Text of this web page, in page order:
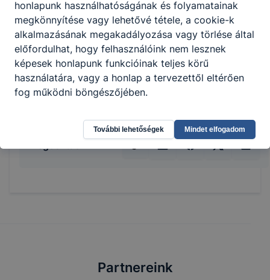
javít és beállít;
hibákat és zavarokat keres, mérési
eredményeket értékel;
munkahelyi logisztikai ismereteket
alkalmaz;
minőségi, valamint a munkavégzéshez
szükséges utasításokat értelmez.
Partnereink
honlapunk használhatóságának és folyamatainak
megkönnyítése vagy lehetővé tétele, a cookie-k
alkalmazásának megakadályozása vagy törlése által
előfordulhat, hogy felhasználóink nem lesznek
képesek honlapunk funkcióinak teljes körű
használatára, vagy a honlap a tervezettől eltérően
fog működni böngészőjében.
További lehetőségek Mindet elfogadom